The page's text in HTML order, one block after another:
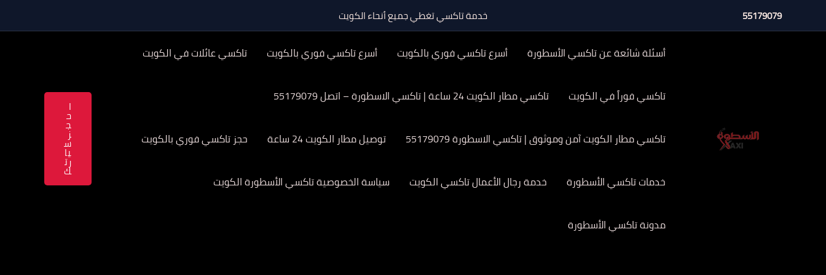
إلى
55179079 خدمة تاكسي تغطي جميع أنحاء الكويت
أسئلة شائعة عن تاكسي الأسطورة أسرع تاكسي فوري بالكويت أسرع تاكسي فوري بالكويت تاكسي عائلات في الكويت
تاكسي فوراً في الكويت تاكسي مطار الكويت 24 ساعة | تاكسي الاسطورة – اتصل 55179079
تاكسي مطار الكويت آمن وموثوق | تاكسي الاسطورة 55179079 توصيل مطار الكويت 24 ساعة حجز تاكسي فوري بالكويت
خدمات تاكسي الأسطورة خدمة رجال الأعمال تاكسي الكويت سياسة الخصوصية تاكسي الأسطورة الكويت
مدونة تاكسي الأسطورة
ا
ح
ج
ز
س
يا
رت
ك